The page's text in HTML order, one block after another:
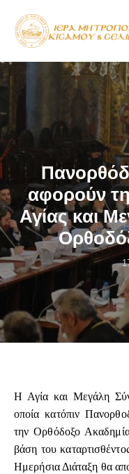
αφορούν
Αγίας και
Η Αγία και Μεγάλη
οποία κατόπιν
την Ορθόδοξο
βάση του
Ημερήσια Διάταξη θα